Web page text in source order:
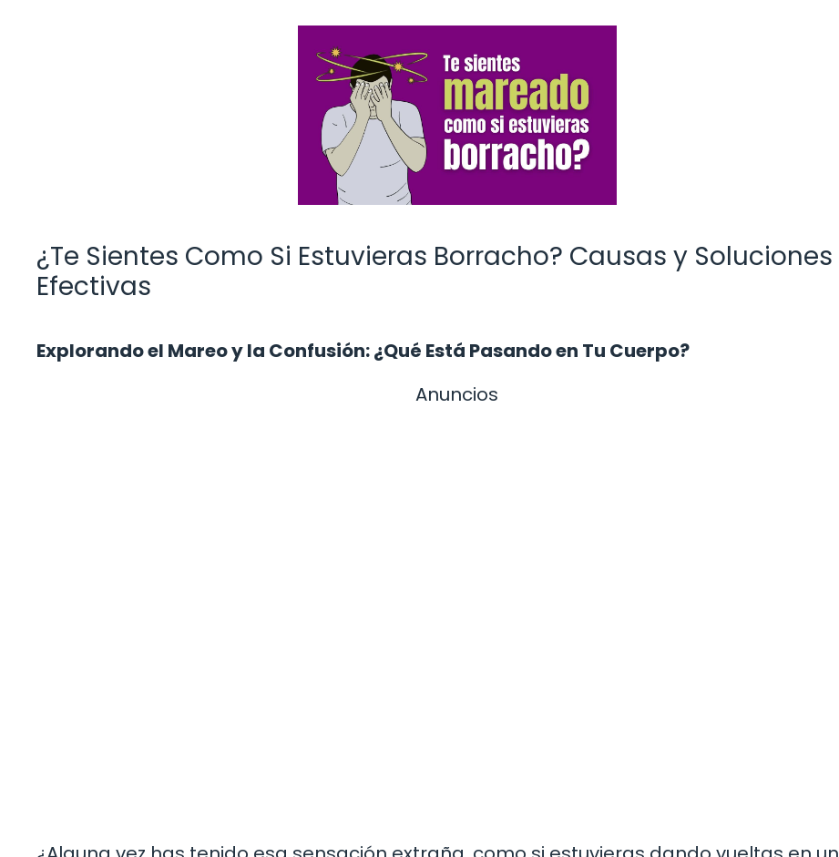
¿Te Sientes Como Si Estuvieras Borracho? Causas y Soluciones
Efectivas
Explorando el Mareo y la Confusión: ¿Qué Está Pasando en Tu Cuerpo?
Anuncios